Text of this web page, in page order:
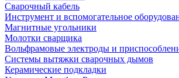
Сварочный кабель
Инструмент и вспомогательное
Магнитные угольники
Молотки сварщика
Вольфрамовые электроды и
Системы вытяжки сварочных дымов
Керамические подкладки